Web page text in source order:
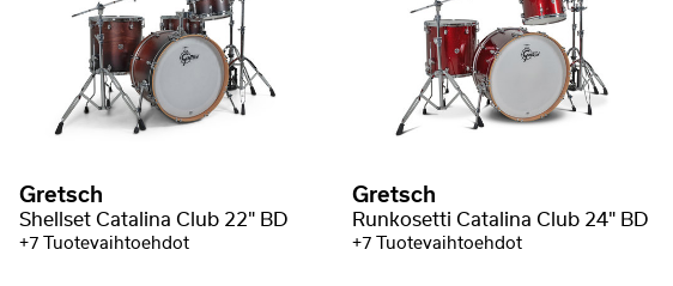
Gretsch
Shellset Catalina Club 22" BD
+7 Tuotevaihtoehdot
Gretsch
Runkosetti Catalina Club 24" BD
+7 Tuotevaihtoehdot